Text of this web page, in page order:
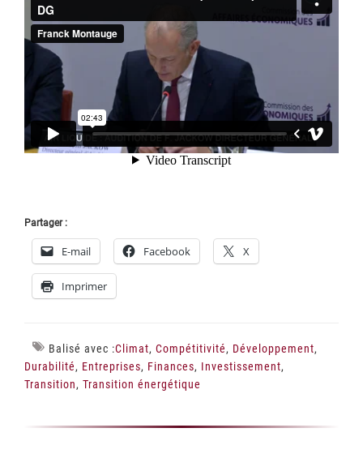
Partager :
E-mail Facebook X
Imprimer
Balisé avec :Climat, Compétitivité, Développement,
Durabilité, Entreprises, Finances, Investissement,
Transition, Transition énergétique